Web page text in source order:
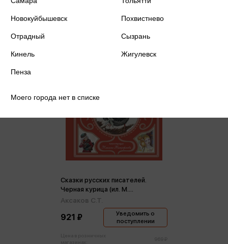
Сказки русских писателей.
Черная курица (ил. М.
Митрофанова)
Аксаков С.Т.
921 ₽
Уведомить о
поступлении
Новокуйбышевск Похвистнево
Отрадный Сызрань
Кинель Жигулевск
Пенза
Моего города нет в списке